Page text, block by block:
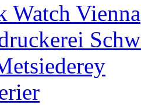
Watch Vienna